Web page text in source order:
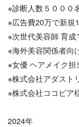
※診断人数５０００
※広告費20万で新規
※次世代美容師 育成
※海外美容関係者向
※女優 ヘアメイク担
※株式会社アダスト
※株式会社ココピア
2024年